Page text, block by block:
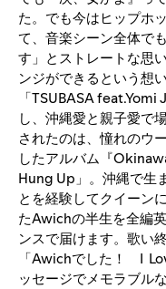
た。でも今はヒップホ
て、音楽シーン全体で
す」とストレートな思
ンジができるという想
「TSUBASA
し、沖縄愛と親子愛で
されたのは、憧れのウ
したアルバム『
Hung Up」。沖縄で生
とを経験してクイーン
たAwichの半生を全編
ンスで届けます。歌い
「Awichでした！ I
ッセージでメモラブル